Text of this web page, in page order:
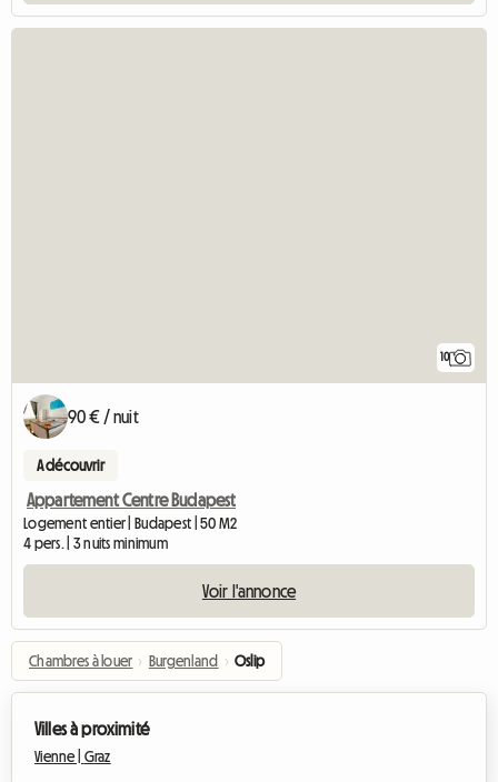
10
90 € / nuit
A découvrir
Appartement Centre Budapest
Logement entier | Budapest | 50 M2
4 pers. | 3 nuits minimum
Voir l'annonce
Chambres à louer › Burgenland › Oslip
Villes à proximité
Vienne | Graz